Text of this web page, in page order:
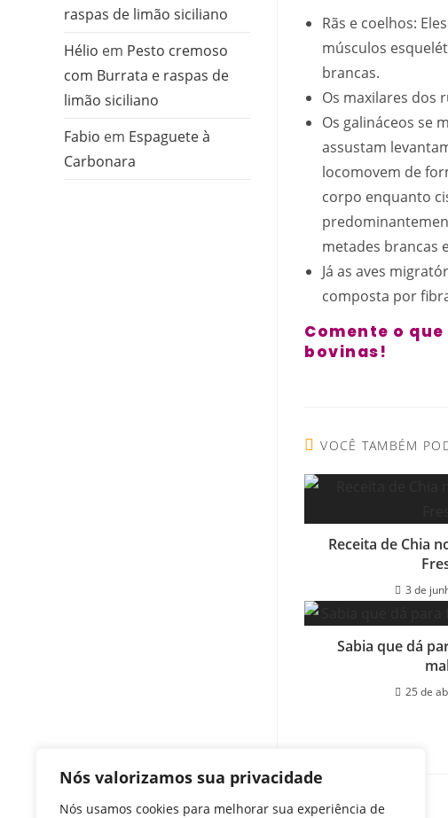
Nós valorizamos sua privacidade
Nós usamos cookies para melhorar sua experiência de
Rãs e coelhos:
músculos
brancas.
Os maxilares dos
Os galináceos se
assustam
locomovem de
corpo enquanto
metades brancas
Já as aves
composta por
Comente o
bovinas!
VOCÊ TAMBÉM
Receita de Chia
3 de
Sabia que dá
25 de
Post anterior
raspas de limão siciliano
Hélio em Pesto cremoso
com Burrata e raspas de
limão siciliano
Fabio em Espaguete à
Carbonara